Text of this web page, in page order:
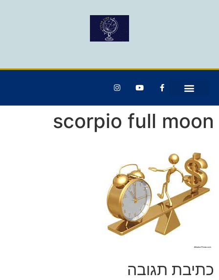
scorpio full moon
כתיבת תגובה